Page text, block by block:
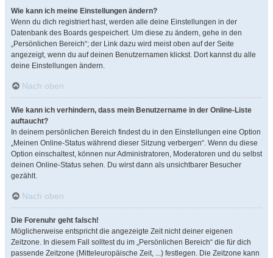
Wie kann ich meine Einstellungen ändern?
Wenn du dich registriert hast, werden alle deine Einstellungen in der
Datenbank des Boards gespeichert. Um diese zu ändern, gehe in den
„Persönlichen Bereich“; der Link dazu wird meist oben auf der Seite
angezeigt, wenn du auf deinen Benutzernamen klickst. Dort kannst du alle
deine Einstellungen ändern.
Nach oben
Wie kann ich verhindern, dass mein Benutzername in der Online-Liste
auftaucht?
In deinem persönlichen Bereich findest du in den Einstellungen eine Option
„Meinen Online-Status während dieser Sitzung verbergen“. Wenn du diese
Option einschaltest, können nur Administratoren, Moderatoren und du selbst
deinen Online-Status sehen. Du wirst dann als unsichtbarer Besucher
gezählt.
Nach oben
Die Forenuhr geht falsch!
Möglicherweise entspricht die angezeigte Zeit nicht deiner eigenen
Zeitzone. In diesem Fall solltest du im „Persönlichen Bereich“ die für dich
passende Zeitzone (Mitteleuropäische Zeit, ...) festlegen. Die Zeitzone kann